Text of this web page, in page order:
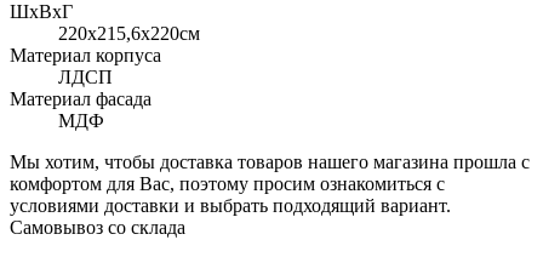
ШхВхГ
220x215,6х220см
Материал корпуса
ЛДСП
Материал фасада
МДФ
Мы хотим, чтобы доставка товаров нашего магазина прошла с
комфортом для Вас, поэтому просим ознакомиться с
условиями доставки и выбрать подходящий вариант.
Самовывоз со склада